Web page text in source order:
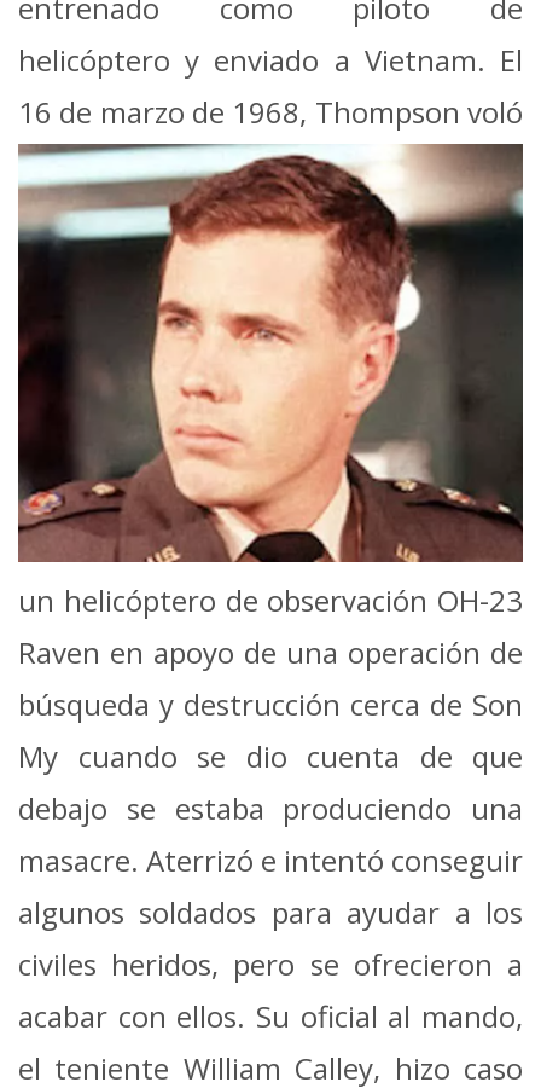
helicóptero y enviado a Vietnam. El
16 de marzo de 1968, Thompson voló
un helicóptero de observación OH-23
Raven en apoyo de una operación de
búsqueda y destrucción cerca de Son
My cuando se dio cuenta de que
debajo se estaba produciendo una
masacre. Aterrizó e intentó conseguir
algunos soldados para ayudar a los
civiles heridos, pero se ofrecieron a
acabar con ellos. Su oficial al mando,
el teniente William Calley, hizo caso